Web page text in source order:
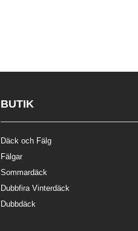
BUTIK
Däck och Fälg
Fälgar
Sommardäck
Dubbfira Vinterdäck
Dubbdäck